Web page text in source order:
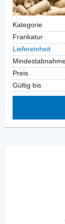
Kategorie
Frankatur
Liefereinheit
Preis
Gültig bis